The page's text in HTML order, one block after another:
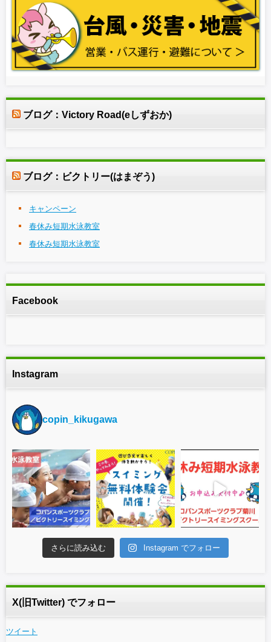
ブログ：Victory Road(eしずおか)
ブログ：ビクトリー(はまぞう)
キャンペーン
春休み短期水泳教室
春休み短期水泳教室
Facebook
Instagram
copin_kikugawa
さらに読み込む Instagram でフォロー
X(旧Twitter) でフォロー
ツイート